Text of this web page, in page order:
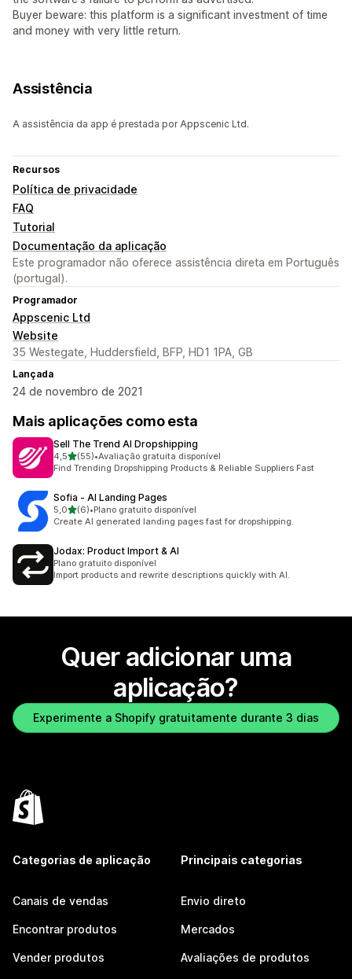
Buyer beware: this platform is a significant investment of time
and money with very little return.
Assistência
A assistência da app é prestada por Appscenic Ltd.
Recursos
Política de privacidade
FAQ
Tutorial
Documentação da aplicação
Este programador não oferece assistência direta em Português
(portugal).
Programador
Appscenic Ltd
Website
35 Westegate, Huddersfield, BFP, HD1 1PA, GB
Lançada
24 de novembro de 2021
Mais aplicações como esta
Sell The Trend AI Dropshipping
4,5de 5 estrelas
(55)
55 total de avaliações
•Avaliação gratuita disponível
Find Trending Dropshipping Products & Reliable Suppliers Fast
Sofia ‑ AI Landing Pages
5,0de 5 estrelas
(6)
6 total de avaliações
•Plano gratuito disponível
Create AI generated landing pages fast for dropshipping.
Jodax: Product Import & AI
Plano gratuito disponível
Import products and rewrite descriptions quickly with AI.
Quer adicionar uma
aplicação?
Experimente a Shopify gratuitamente durante 3 dias
Categorias de aplicação
Canais de vendas
Encontrar produtos
Vender produtos
Principais categorias
Envio direto
Mercados
Avaliações de produtos